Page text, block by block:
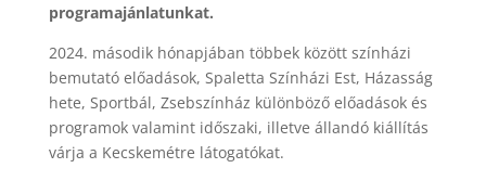
programajánlatunkat.
2024. második hónapjában többek között színházi
bemutató előadások, Spaletta Színházi Est, Házasság
hete, Sportbál, Zsebszínház különböző előadások és
programok valamint időszaki, illetve állandó kiállítás
várja a Kecskemétre látogatókat.